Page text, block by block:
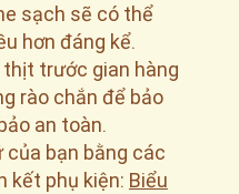
sạch sẽ có thể
hơn đáng kể.
thịt trước gian hàng
rào chắn để bảo
an toàn.
của bạn bằng các
kết phụ kiện: Biểu